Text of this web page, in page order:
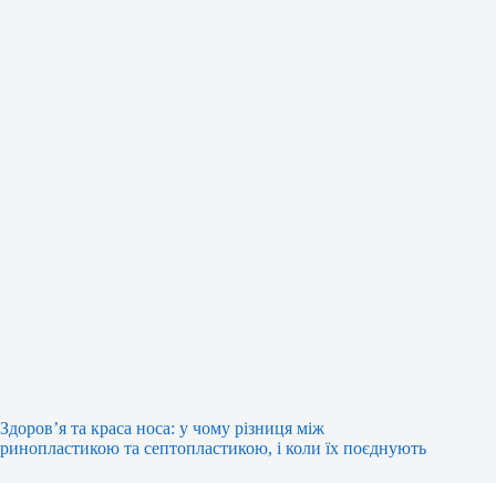
Здоров’я та краса носа: у чому різниця між
ринопластикою та септопластикою, і коли їх поєднують